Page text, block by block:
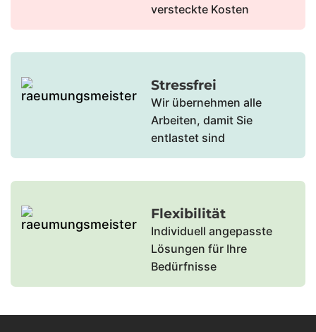
versteckte Kosten
Stressfrei
Wir übernehmen alle
Arbeiten, damit Sie
entlastet sind
Flexibilität
Individuell angepasste
Lösungen für Ihre
Bedürfnisse